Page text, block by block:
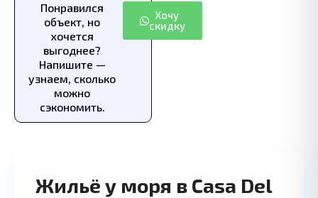
Понравился
объект, но
хочется
выгоднее?
Напишите —
узнаем, сколько
можно
сэкономить.
Хочу
скидку
Жильё у моря в Casa Del